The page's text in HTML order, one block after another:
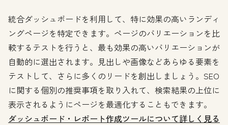
統合ダッシュボードを利用して、特に効果の高いランディ
ングページを特定できます。ページのバリエーションを比
較するテストを行うと、最も効果の高いバリエーションが
自動的に選出されます。見出しや画像などあらゆる要素を
テストして、さらに多くのリードを創出しましょう。SEO
に関する個別の推奨事項を取り入れて、検索結果の上位に
表示されるようにページを最適化することもできます。
ダッシュボード・レポート作成ツールについて詳しく見る